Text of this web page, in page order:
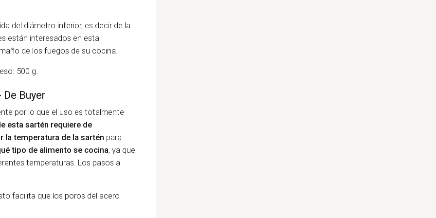
del diámetro inferior, es decir de la
están interesados en esta
de los fuegos de su cocina.
500 g.
Buyer
por lo que el uso es totalmente
esta sartén requiere de
la temperatura de la sartén para
tipo de alimento se cocina, ya que
temperaturas. Los pasos a
facilita que los poros del acero